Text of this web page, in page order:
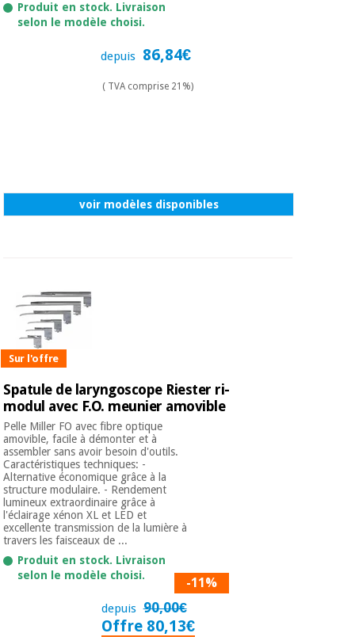
Produit en stock. Livraison
selon le modèle choisi.
depuis 86,84€
( TVA comprise 21%)
voir modèles disponibles
Sur l'offre
Spatule de laryngoscope Riester ri-
modul avec F.O. meunier amovible
Pelle Miller FO avec fibre optique
amovible, facile à démonter et à
assembler sans avoir besoin d'outils.
Caractéristiques techniques: -
Alternative économique grâce à la
structure modulaire. - Rendement
lumineux extraordinaire grâce à
l'éclairage xénon XL et LED et
excellente transmission de la lumière à
travers les faisceaux de ...
Produit en stock. Livraison
selon le modèle choisi.
-11%
depuis 90,00€
Offre 80,13€